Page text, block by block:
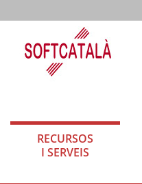
RECURSOS
I SERVEIS